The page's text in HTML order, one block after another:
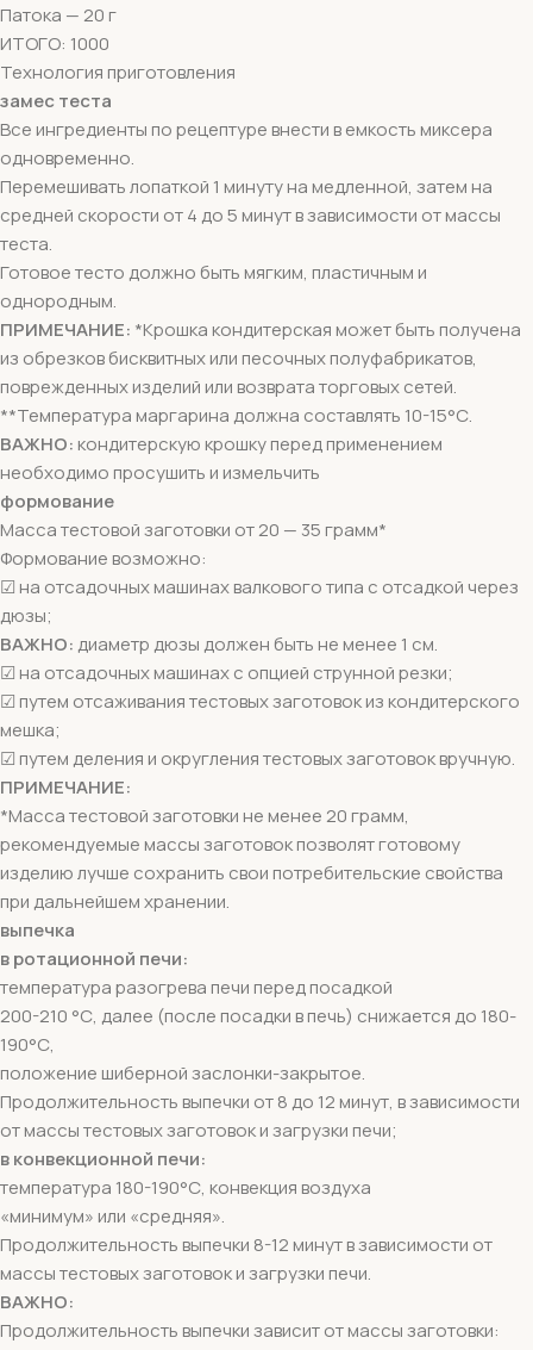
Патока — 20 г
ИТОГО: 1000
Технология приготовления
замес теста
Все ингредиенты по рецептуре внести в емкость миксера
одновременно.
Перемешивать лопаткой 1 минуту на медленной, затем на
средней скорости от 4 до 5 минут в зависимости от массы
теста.
Готовое тесто должно быть мягким, пластичным и
однородным.
ПРИМЕЧАНИЕ: *Крошка кондитерская может быть получена
из обрезков бисквитных или песочных полуфабрикатов,
поврежденных изделий или возврата торговых сетей.
**Температура маргарина должна составлять 10-15°С.
ВАЖНО: кондитерскую крошку перед применением
необходимо просушить и измельчить
формование
Масса тестовой заготовки от 20 — 35 грамм*
Формование возможно:
☑ на отсадочных машинах валкового типа с отсадкой через
дюзы;
ВАЖНО: диаметр дюзы должен быть не менее 1 см.
☑ на отсадочных машинах с опцией струнной резки;
☑ путем отсаживания тестовых заготовок из кондитерского
мешка;
☑ путем деления и округления тестовых заготовок вручную.
ПРИМЕЧАНИЕ:
*Масса тестовой заготовки не менее 20 грамм,
рекомендуемые массы заготовок позволят готовому
изделию лучше сохранить свои потребительские свойства
при дальнейшем хранении.
выпечка
в ротационной печи:
температура разогрева печи перед посадкой
200-210 °С, далее (после посадки в печь) снижается до 180-
190°С,
положение шиберной заслонки-закрытое.
Продолжительность выпечки от 8 до 12 минут, в зависимости
от массы тестовых заготовок и загрузки печи;
в конвекционной печи:
температура 180-190°С, конвекция воздуха
«минимум» или «средняя».
Продолжительность выпечки 8-12 минут в зависимости от
массы тестовых заготовок и загрузки печи.
ВАЖНО:
Продолжительность выпечки зависит от массы заготовки: